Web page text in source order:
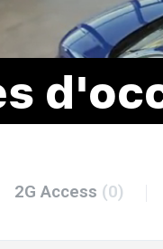
2G Access (0)